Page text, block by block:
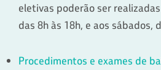
eletivas poderão ser
das 8h às 18h, e aos sábados,
Procedimentos e exames de